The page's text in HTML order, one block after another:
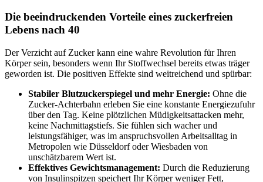
Die beeindruckenden Vorteile eines zuckerfreien
Lebens nach 40
Der Verzicht auf Zucker kann eine wahre Revolution für Ihren
Körper sein, besonders wenn Ihr Stoffwechsel bereits etwas träger
geworden ist. Die positiven Effekte sind weitreichend und spürbar:
Stabiler Blutzuckerspiegel und mehr Energie: Ohne die
Zucker-Achterbahn erleben Sie eine konstante Energiezufuhr
über den Tag. Keine plötzlichen Müdigkeitsattacken mehr,
keine Nachmittagstiefs. Sie fühlen sich wacher und
leistungsfähiger, was im anspruchsvollen Arbeitsalltag in
Metropolen wie Düsseldorf oder Wiesbaden von
unschätzbarem Wert ist.
Effektives Gewichtsmanagement: Durch die Reduzierung
von Insulinspitzen speichert Ihr Körper weniger Fett,